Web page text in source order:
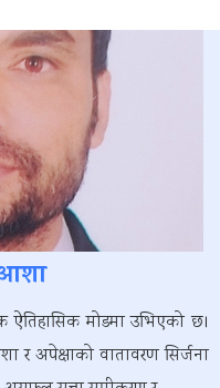
आशा
मोडमा उभिएको छ।
र अपेक्षाको वातावरण सिर्जना